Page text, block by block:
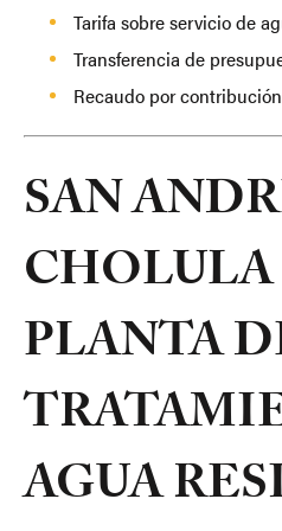
Tarifa sobre servicio de
Transferencia de
Recaudo por
SAN
PLANTA
AGUA